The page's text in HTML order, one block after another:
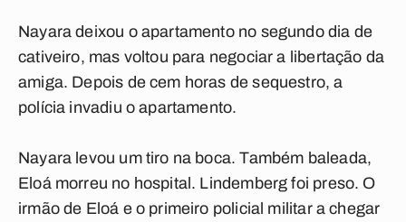
Nayara deixou o apartamento no segundo dia de
cativeiro, mas voltou para negociar a libertação da
amiga. Depois de cem horas de sequestro, a
polícia invadiu o apartamento.
Nayara levou um tiro na boca. Também baleada,
Eloá morreu no hospital. Lindemberg foi preso. O
irmão de Eloá e o primeiro policial militar a chegar